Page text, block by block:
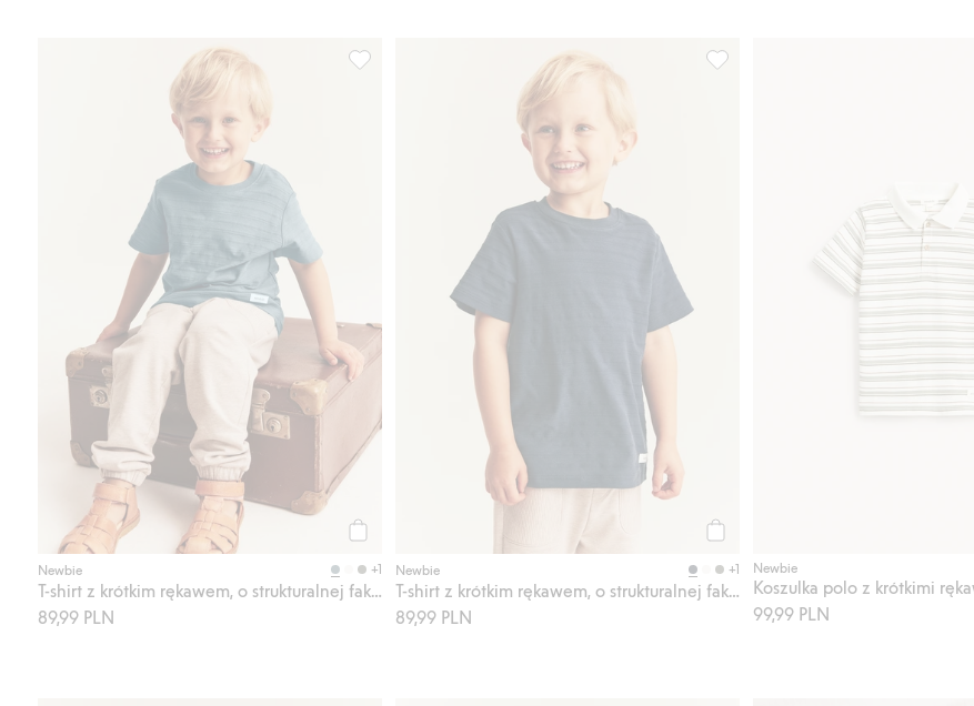
Newbie +1
T-shirt z krótkim rękawem, o strukturalnej fakturze
89,99 PLN
T-shirt z krótkim rękawem, o strukturalnej fakturze, Dodaj do listy ulubione
Newbie +1
T-shirt z krótkim rękawem, o strukturalnej fakturze
89,99 PLN
Newbie
Koszulka polo z krótkimi
99,99 PLN